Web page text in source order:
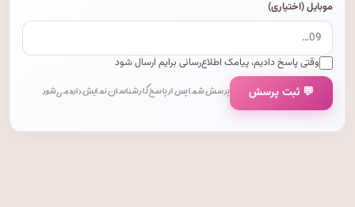
موبایل (اختیاری)
وقتی پاسخ دادیم، پیامک اطلاع‌رسانی برایم ارسال شود
💬 ثبت پرسش پرسش شما پس از پاسخ کارشناسان نمایش داده می‌شود.